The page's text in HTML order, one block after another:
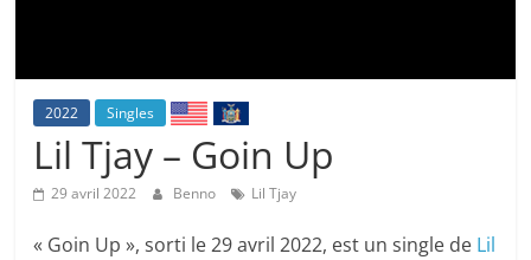
2022 Singles
Lil Tjay – Goin Up
29 avril 2022 Benno Lil Tjay
« Goin Up », sorti le 29 avril 2022, est un single de Lil